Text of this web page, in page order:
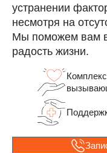
устранении
несмотря на
Мы поможем вам
радость жизни.